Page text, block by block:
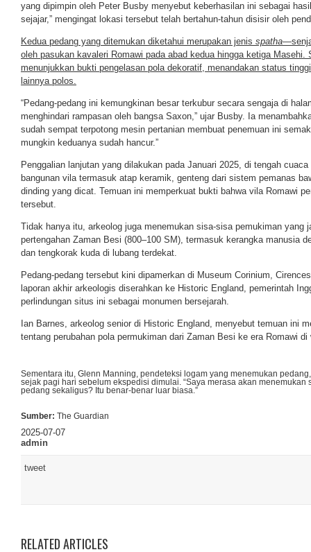
yang dipimpin oleh Peter Busby menyebut keberhasilan ini sebagai
sejajar,” mengingat lokasi tersebut telah bertahun-tahun disisir oleh
Kedua pedang yang ditemukan diketahui merupakan jenis spatha
oleh pasukan kavaleri Romawi pada abad kedua hingga ketiga Masehi.
menunjukkan bukti pengelasan pola dekoratif, menandakan status
lainnya polos.
“Pedang-pedang ini kemungkinan besar terkubur secara sengaja di
menghindari rampasan oleh bangsa Saxon,” ujar Busby. Ia
sudah sempat terpotong mesin pertanian membuat penemuan ini
mungkin keduanya sudah hancur.”
Penggalian lanjutan yang dilakukan pada Januari 2025, di tengah
bangunan vila termasuk atap keramik, genteng dari sistem pemanas
dinding yang dicat. Temuan ini memperkuat bukti bahwa vila Romawi
tersebut.
Tidak hanya itu, arkeolog juga menemukan sisa-sisa pemukiman yang
pertengahan Zaman Besi (800–100 SM), termasuk kerangka manusia
dan tengkorak kuda di lubang terdekat.
Pedang-pedang tersebut kini dipamerkan di Museum Corinium,
laporan akhir arkeologis diserahkan ke Historic England, pemerintah
perlindungan situs ini sebagai monumen bersejarah.
Ian Barnes, arkeolog senior di Historic England, menyebut temuan ini
tentang perubahan pola permukiman dari Zaman Besi ke era Romawi
Sementara itu, Glenn Manning, pendeteksi logam yang menemukan
sejak pagi hari sebelum ekspedisi dimulai. “Saya merasa akan menemukan
pedang sekaligus? Itu benar-benar luar biasa.”
Sumber: The Guardian
2025-07-07
admin
tweet
RELATED ARTICLES